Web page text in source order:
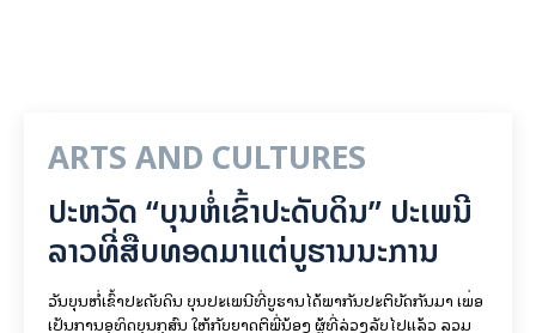
ARTS AND CULTURES
ປະຫວັດ “ບຸນຫໍ່ເຂົ້າປະດັບດິນ” ປະເພນີ
ລາວທີ່ສືບທອດມາແຕ່ບູຮານນະການ
ວັນບຸນຫໍ່ເຂົ້າປະດັບດິນ ບຸນປະເພນີທີ່ບູຮານໄດ້ພາກັນປະຕິບັດກັນມາ ເພື່ອ
ເປັນການອຸທິດບຸນກຸສົນ ໃຫ້ກັບຍາດຕິພີ່ນ້ອງ ຜູ້ທີ່ລ່ວງລັບໄປແລ້ວ ລວມ